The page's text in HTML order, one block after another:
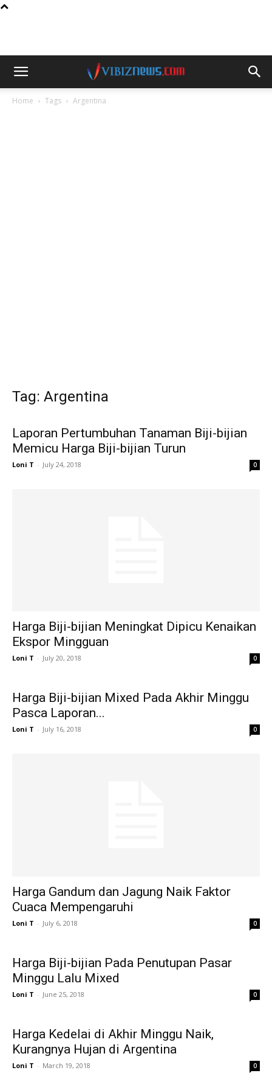
Home Tags Argentina
Tag: Argentina
Laporan Pertumbuhan Tanaman Biji-bijian
Memicu Harga Biji-bijian Turun
Loni T - July 24, 2018 0
Harga Biji-bijian Meningkat Dipicu Kenaikan
Ekspor Mingguan
Loni T - July 20, 2018 0
Harga Biji-bijian Mixed Pada Akhir Minggu
Pasca Laporan...
Loni T - July 16, 2018 0
Harga Gandum dan Jagung Naik Faktor
Cuaca Mempengaruhi
Loni T - July 6, 2018 0
Harga Biji-bijian Pada Penutupan Pasar
Minggu Lalu Mixed
Loni T - June 25, 2018 0
Harga Kedelai di Akhir Minggu Naik,
Kurangnya Hujan di Argentina
Loni T - March 19, 2018 0